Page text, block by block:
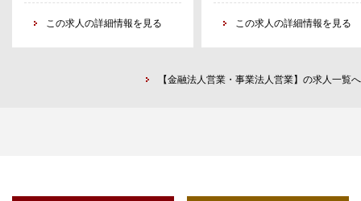
・企業再編や定年延長等の人事制度
・DC運管獲得に向けた制度設計・
上の方
この求人の詳細情報を見る
度、貸出残高100億円程度を担当
う
この求人の詳細情報を見る
【金融法人営業・事業法人営業】の求人一覧へ